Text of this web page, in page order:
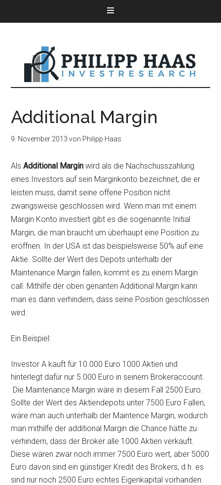
Additional Margin
9. November 2013 von Philipp Haas
AlsAdditional Margin wird als die Nachschusszahlung
eines Investors auf sein Marginkonto bezeichnet, die er
leisten muss, damit seine offene Position nicht
zwangsweise geschlossen wird. Wenn man mit einem
Margin Konto investiert gibt es die sogenannte Initial
Margin, die man braucht um überhaupt eine Position zu
eröffnen. In der USA ist das beispielsweise 50% auf eine
Aktie. Sollte der Wert des Depots unterhalb der
Maintenance Margin fallen, kommt es zu einem Margin
call. Mithilfe der oben genanten Additional Margin kann
man es dann verhindern, dass seine Position geschlossen
wird.
Ein Beispiel:
Investor A kauft für 10.000 Euro 1000 Aktien und
hinterlegt dafür nur 5.000 Euro in seinem Brokeraccount.
Die Maintenance Margin wäre in diesem Fall 2500 Euro.
Sollte der Wert des Aktiendepots unter 7500 Euro Fallen,
wäre man auch unterhalb der Maintence Margin, wodurch
man mithilfe der additional Margin die Chance hätte zu
verhindern, dass der Broker alle 1000 Aktien verkauft.
Diese wären zwar noch immer 7500 Euro wert, aber 5000
Euro davon sind ein günstiger Kredit des Brokers, d.h. es
sind nur noch 2500 Euro echtes Eigenkapital vorhanden.